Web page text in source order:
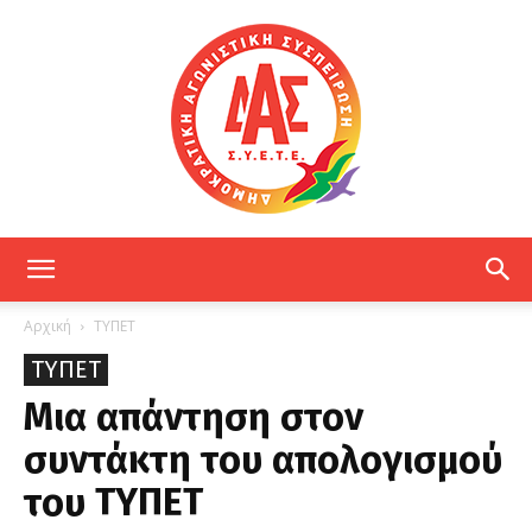
Αρχική ΤΥΠΕΤ
ΤΥΠΕΤ
Μια απάντηση στον
συντάκτη του απολογισμού
του ΤΥΠΕΤ